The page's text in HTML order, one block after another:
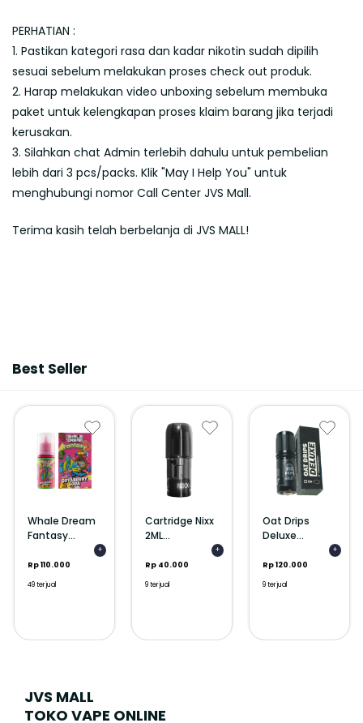
PERHATIAN :
1. Pastikan kategori rasa dan kadar nikotin sudah dipilih
sesuai sebelum melakukan proses check out produk.
2. Harap melakukan video unboxing sebelum membuka
paket untuk kelengkapan proses klaim barang jika terjadi
kerusakan.
3. Silahkan chat Admin terlebih dahulu untuk pembelian
lebih dari 3 pcs/packs. Klik "May I Help You" untuk
menghubungi nomor Call Center JVS Mall.
Terima kasih telah berbelanja di JVS MALL!
Best Seller
Whale Dream
Fantasy...
Rp 110.000
49 terjual
+
Cartridge Nixx
2ML...
Rp 40.000
9 terjual
+
Oat Drips
Deluxe...
Rp 120.000
9 terjual
+
JVS MALL
TOKO VAPE ONLINE